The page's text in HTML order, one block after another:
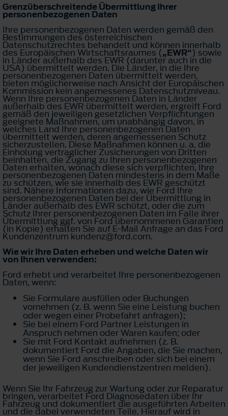
Grenzüberschreitende Übermittlung Ihrer
personenbezogenen Daten
Ihre personenbezogenen Daten werden gemäß den
Bestimmungen des österreichischen
Datenschutzrechtes behandelt und können innerhalb
des Europäischen Wirtschaftsraumes („EWR“) sowie
in Länder außerhalb des EWR (darunter auch in die
USA) übermittelt werden. Die Länder, in die Ihre
personenbezogenen Daten übermittelt werden,
bieten möglicherweise nach Ansicht der Europäischen
Kommission kein angemessenes Datenschutzniveau.
Wenn Ihre personenbezogenen Daten in Länder
außerhalb des EWR übermittelt werden, ergreift Ford
gemäß den jeweiligen gesetzlichen Verpflichtungen
geeignete Maßnahmen, um unabhängig davon, in
welches Land Ihre personenbezogenen Daten
übermittelt werden, deren angemessenen Schutz
sicherzustellen. Diese Maßnahmen können u. a. die
Einholung vertraglicher Zusicherungen von Dritten
beinhalten, die Zugang zu Ihren personenbezogenen
Daten erhalten, wonach diese sich verpflichten, Ihre
personenbezogenen Daten mindestens in dem Maße
zu schützen, wie sie innerhalb des EWR geschützt
sind. Nähere Informationen dazu, wie Ford Ihre
personenbezogenen Daten bei der Übermittlung in
Länder außerhalb des EWR schützt, oder die zum
Schutz Ihrer personenbezogenen Daten im Falle ihrer
Übermittlung ggf. von Ford übernommenen Garantien
(in Kopie) erhalten Sie auf E-Mail Anfrage an das Ford
Kundenzentrum kundenz@ford.com.
Wie wir Ihre Daten erheben und welche Daten wir
von Ihnen verwenden:
Ford erhebt und verarbeitet Ihre personenbezogenen
Daten, wenn:
Sie Formulare ausfüllen oder Buchungen
vornehmen (z. B. wenn Sie eine Leistung buchen
oder wegen einer Probefahrt anfragen);
Sie bei einem Ford Partner Leistungen in
Anspruch nehmen oder Waren kaufen; oder
Sie mit Ford Kontakt aufnehmen (z. B.
dokumentiert Ford die Angaben, die Sie machen,
wenn Sie Ford anschreiben oder sich bei einem
der jeweiligen Kundendienstzentren melden).
Wenn Sie Ihr Fahrzeug zur Wartung oder zur Reparatur
bringen, verarbeitet Ford Diagnosedaten über Ihr
Fahrzeug und dokumentiert die ausgeführten Arbeiten
und die dabei verwendeten Teile. Hierauf wird in